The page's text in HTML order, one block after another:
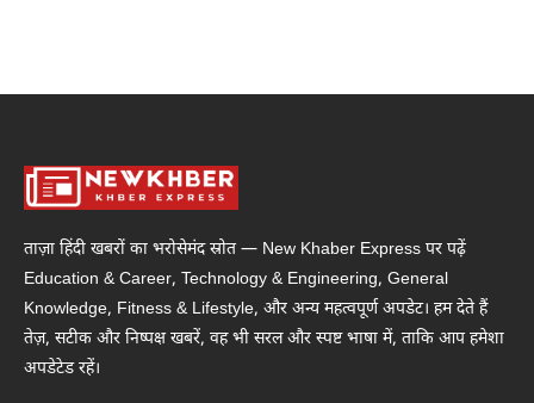
ताज़ा हिंदी खबरों का भरोसेमंद स्रोत — New Khaber Express पर पढ़ें
Education & Career, Technology & Engineering, General
Knowledge, Fitness & Lifestyle, और अन्य महत्वपूर्ण अपडेट। हम देते हैं
तेज़, सटीक और निष्पक्ष खबरें, वह भी सरल और स्पष्ट भाषा में, ताकि आप हमेशा
अपडेटेड रहें।